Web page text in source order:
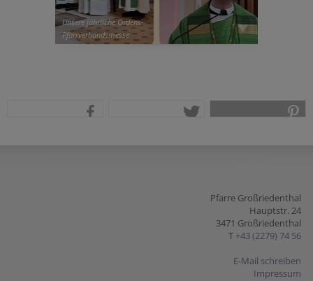
Unsere jährliche Ordens-
Pfarrverbandsmesse
Pfarre Großriedenthal
Hauptstr. 24
3471 Großriedenthal
T +43 (2279) 74 56
E-Mail schreiben
Impressum